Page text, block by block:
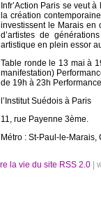
Infr’Action Paris se veut
la création
investissent le Marais en
d’artistes de
artistique en plein essor
Table ronde le 13 mai à
manifestation)
de 19h à 23h
l’Institut Suédois à Paris
11, rue Payenne 3ème.
Métro : St-Paul-le-Marais,
RSS 2.0 |